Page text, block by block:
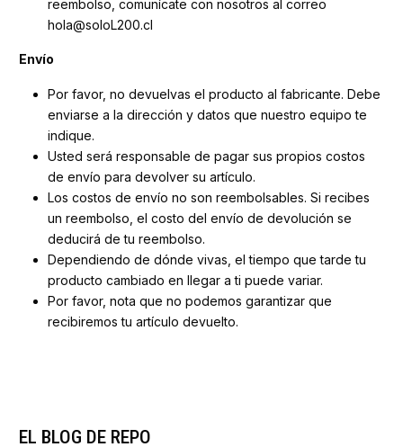
reembolso, comunícate con nosotros al correo
hola@soloL200.cl
Envío
Por favor, no devuelvas el producto al fabricante. Debe
enviarse a la dirección y datos que nuestro equipo te
indique.
Usted será responsable de pagar sus propios costos
de envío para devolver su artículo.
Los costos de envío no son reembolsables. Si recibes
un reembolso, el costo del envío de devolución se
deducirá de tu reembolso.
Dependiendo de dónde vivas, el tiempo que tarde tu
producto cambiado en llegar a ti puede variar.
Por favor, nota que no podemos garantizar que
recibiremos tu artículo devuelto.
EL BLOG DE REPO